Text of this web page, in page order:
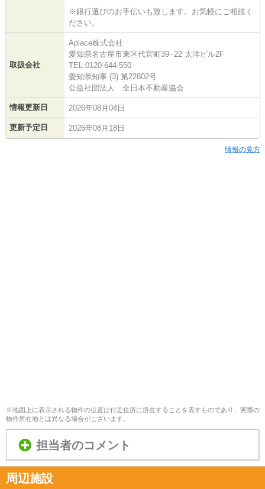
※銀行選びのお手伝いも致します。お気軽にご相談く
ださい。
取扱会社
Aplace株式会社
愛知県名古屋市東区代官町39−22 太洋ビル2F
TEL:0120-644-550
愛知県知事 (3) 第22802号
公益社団法人 全日本不動産協会
情報更新日 2026年08月04日
更新予定日 2026年08月18日
情報の見方
※地図上に表示される物件の位置は付近住所に所在することを表すものであり、実際の
物件所在地とは異なる場合がございます。
担当者のコメント
周辺施設